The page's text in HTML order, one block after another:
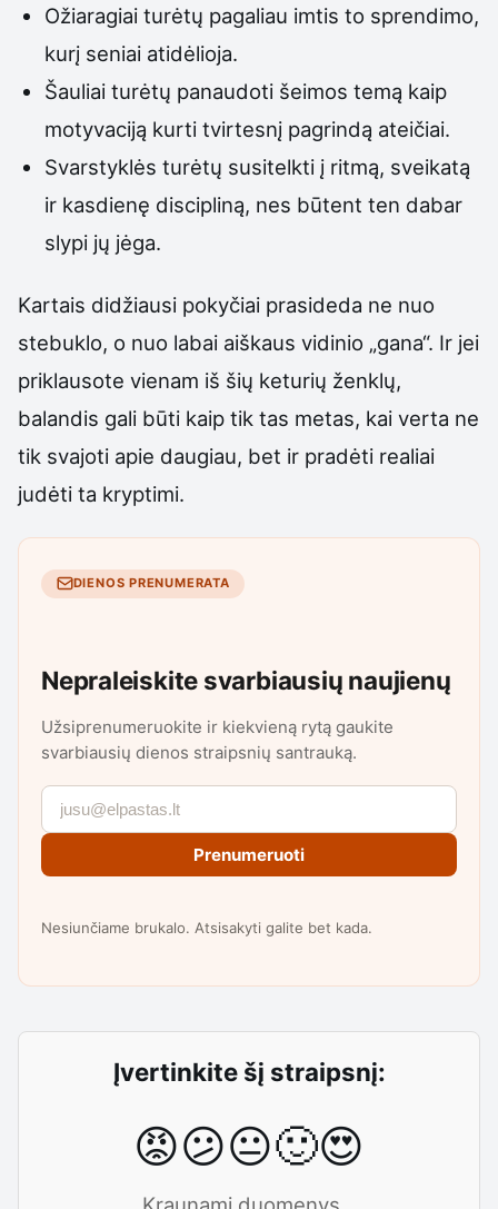
Ožiaragiai turėtų pagaliau imtis to sprendimo,
kurį seniai atidėlioja.
Šauliai turėtų panaudoti šeimos temą kaip
motyvaciją kurti tvirtesnį pagrindą ateičiai.
Svarstyklės turėtų susitelkti į ritmą, sveikatą
ir kasdienę discipliną, nes būtent ten dabar
slypi jų jėga.
Kartais didžiausi pokyčiai prasideda ne nuo
stebuklo, o nuo labai aiškaus vidinio „gana“. Ir jei
priklausote vienam iš šių keturių ženklų,
balandis gali būti kaip tik tas metas, kai verta ne
tik svajoti apie daugiau, bet ir pradėti realiai
judėti ta kryptimi.
DIENOS PRENUMERATA
Nepraleiskite svarbiausių naujienų
Užsiprenumeruokite ir kiekvieną rytą gaukite
svarbiausių dienos straipsnių santrauką.
Prenumeruoti
Nesiunčiame brukalo. Atsisakyti galite bet kada.
Įvertinkite šį straipsnį:
😡😕😐🙂😍
Kraunami duomenys...